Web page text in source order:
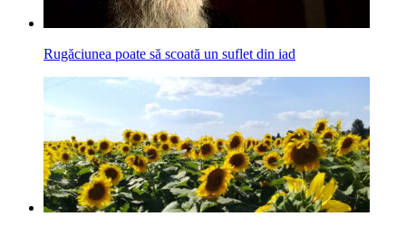
Rugăciunea poate să scoată un suflet din iad